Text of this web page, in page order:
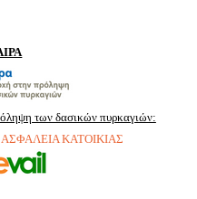
των δασικών πυρκαγιών:
ΚΑΤΟΙΚΙΑΣ